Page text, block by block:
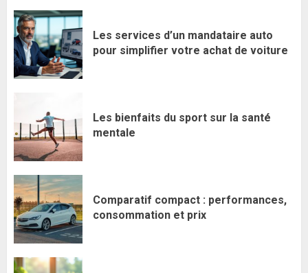
Les services d’un mandataire auto
pour simplifier votre achat de voiture
Les bienfaits du sport sur la santé
mentale
Comparatif compact : performances,
consommation et prix